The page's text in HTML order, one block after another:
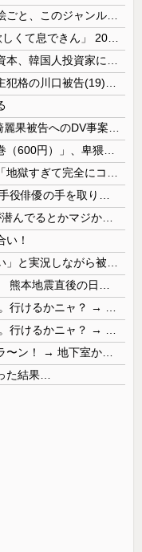
い！
た結果…